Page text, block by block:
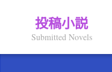
投稿小説
Submitted Novels